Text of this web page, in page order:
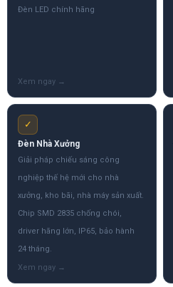
Đèn LED chính hãng
✓
Đèn Nhà Xưởng
Giải pháp chiếu sáng công
nghiệp thế hệ mới cho nhà
xưởng, kho bãi, nhà máy sản xuất.
Chip SMD 2835 chống chói,
driver hãng lớn, IP65, bảo hành
24 tháng.